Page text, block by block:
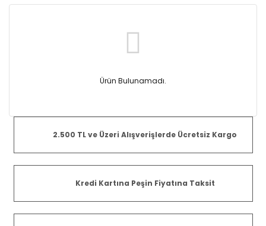
Ürün Bulunamadı.
2.500 TL ve Üzeri Alışverişlerde Ücretsiz Kargo
Kredi Kartına Peşin Fiyatına Taksit